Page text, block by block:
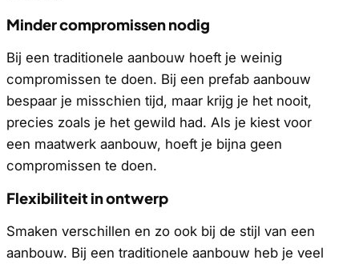
Minder compromissen nodig
Bij een traditionele aanbouw hoeft je weinig
compromissen te doen. Bij een prefab aanbouw
bespaar je misschien tijd, maar krijg je het nooit,
precies zoals je het gewild had. Als je kiest voor
een maatwerk aanbouw, hoeft je bijna geen
compromissen te doen.
Flexibiliteit in ontwerp
Smaken verschillen en zo ook bij de stijl van een
aanbouw. Bij een traditionele aanbouw heb je veel